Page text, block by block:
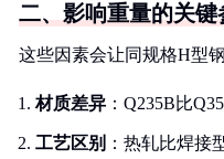
二、影响重量的关键
这些因素会让同规格H型
材质差异 ：Q235B比
工艺区别 ：热轧比焊接